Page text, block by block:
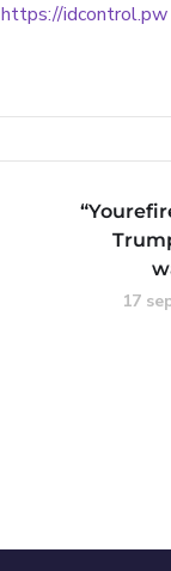
https://idcontrol.pw
17